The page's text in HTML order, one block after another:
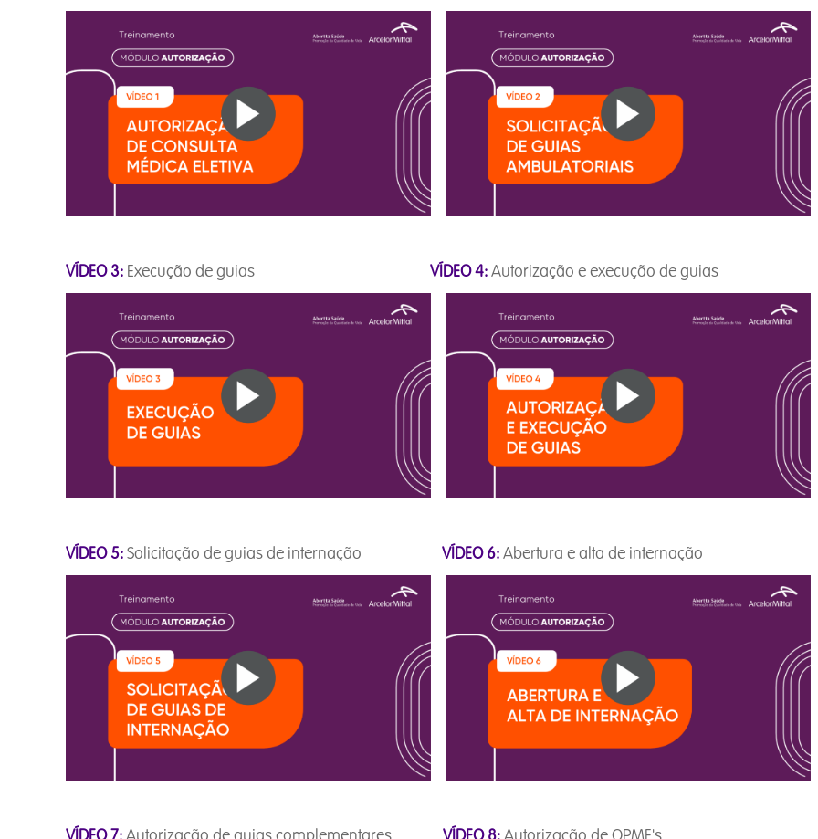
VÍDEO 3: Execução de guias VÍDEO 4:Autorização e execução de guias
VÍDEO 5:Solicitação de guias de internação VÍDEO 6:Abertura e alta de internação